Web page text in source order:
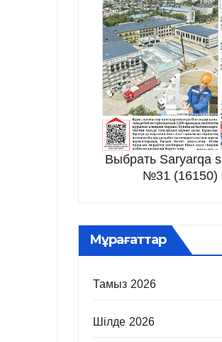
Выбрать Saryarqa
№31 (16150)
Мұрағаттар
Тамыз 2026
Шілде 2026